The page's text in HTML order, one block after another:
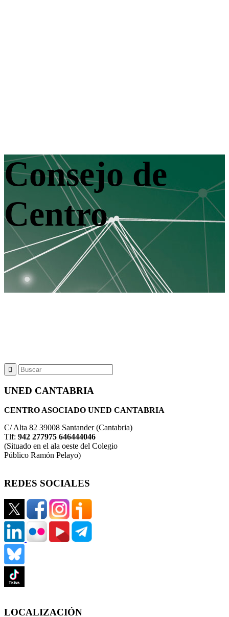
Consejo de
Centro
UNED CANTABRIA
CENTRO ASOCIADO UNED CANTABRIA
C/ Alta 82 39008 Santander (Cantabria)
Tlf: 942 277975 646444046
(Situado en el ala oeste del Colegio
Público Ramón Pelayo)
REDES SOCIALES
LOCALIZACIÓN